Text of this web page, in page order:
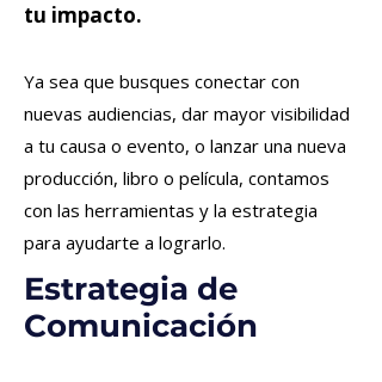
tu impacto.
Ya sea que busques conectar con
nuevas audiencias, dar mayor visibilidad
a tu causa o evento, o lanzar una nueva
producción, libro o película, contamos
con las herramientas y la estrategia
para ayudarte a lograrlo.
Estrategia de
Comunicación